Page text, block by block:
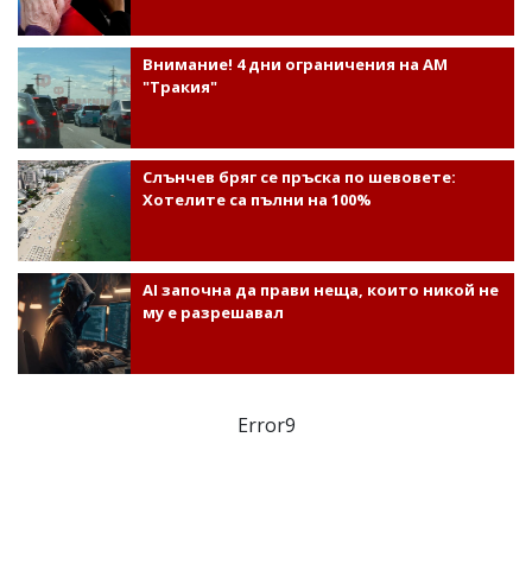
Внимание! 4 дни ограничения на АМ
"Тракия"
Слънчев бряг се пръска по шевовете:
Хотелите са пълни на 100%
AI започна да прави неща, които никой не
му е разрешавал
Error9